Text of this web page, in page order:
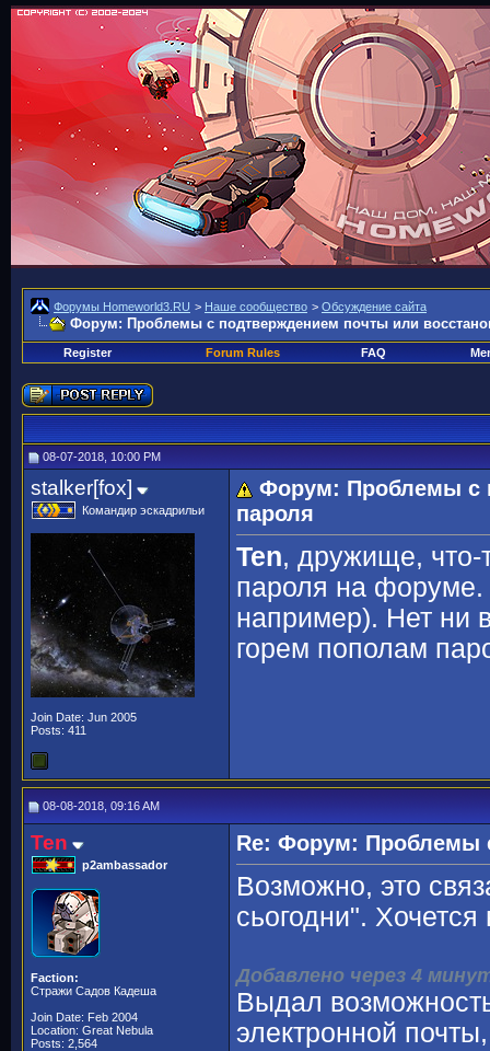
Форумы Homeworld3.RU > Наше сообщество > Обсуждение сайта
Форум: Проблемы с подтверждением почты или
Register Forum Rules FAQ
08-07-2018, 10:00 PM
stalker[fox]
Командир эскадрильи
Join Date: Jun 2005
Posts: 411
Форум: Проблемы с
пароля
Ten, дружище, что-
пароля на форуме.
например). Нет ни
горем пополам
08-08-2018, 09:16 AM
Ten
p2ambassador
Faction:
Стражи Садов Кадеша
Join Date: Feb 2004
Location: Great Nebula
Posts: 2,564
Re: Форум: Проблемы
Возможно, это
сьогодни".
Добавлено через 4
Выдал
электронной